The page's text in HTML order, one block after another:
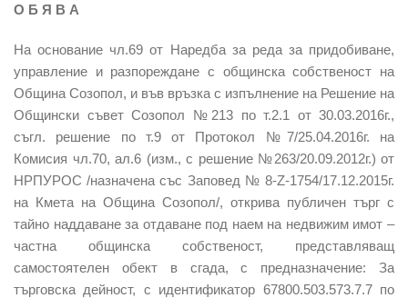
О Б Я В А
На основание чл.69 от Наредба за реда за придобиване,
управление и разпореждане с общинска собственост на
Община Созопол, и във връзка с изпълнение на Решение на
Общински съвет Созопол №213 по т.2.1 от 30.03.2016г.,
съгл. решение по т.9 от Протокол №7/25.04.2016г. на
Комисия чл.70, ал.6 (изм., с решение №263/20.09.2012г.) от
НРПУРОС /назначена със Заповед № 8-Z-1754/17.12.2015г.
на Кмета на Община Созопол/, открива публичен търг с
тайно наддаване за отдаване под наем на недвижим имот –
частна общинска собственост, представляващ
самостоятелен обект в сгада, с предназначение: За
търговска дейност, с идентификатор 67800.503.573.7.7 по